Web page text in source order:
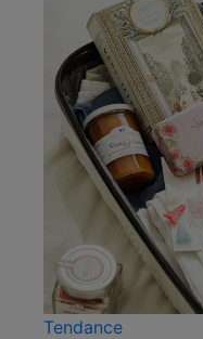
Tendance